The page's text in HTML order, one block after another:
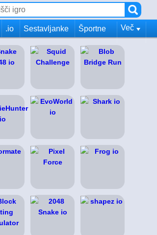
.io Sestavljanke Športne Več